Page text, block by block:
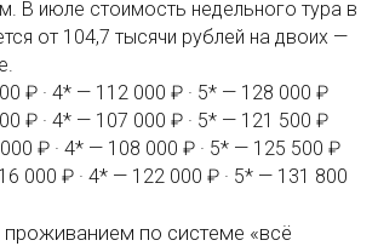
В июле стоимость недельного тура в
от 104,7 тысячи рублей на двоих —
₽ · 4* — 112 000 ₽ · 5* — 128 000 ₽
₽ · 4* — 107 000 ₽ · 5* — 121 500 ₽
₽ · 4* — 108 000 ₽ · 5* — 125 500 ₽
000 ₽ · 4* — 122 000 ₽ · 5* — 131 800
проживанием по системе «всё